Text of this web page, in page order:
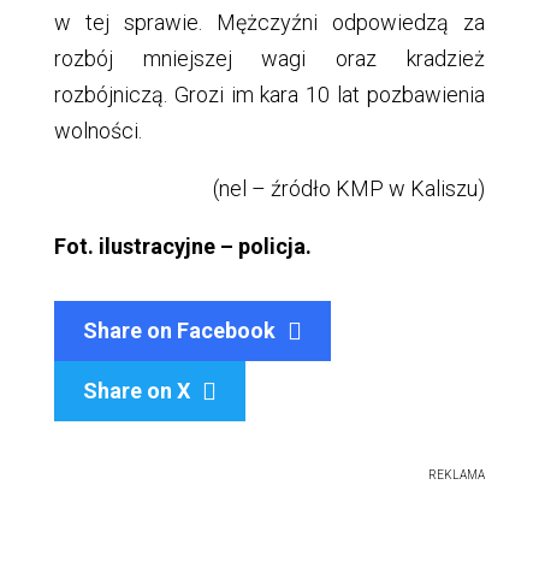
w tej sprawie. Mężczyźni odpowiedzą za
rozbój mniejszej wagi oraz kradzież
rozbójniczą. Grozi im kara 10 lat pozbawienia
wolności.
(nel – źródło KMP w Kaliszu)
Fot. ilustracyjne – policja.
Share on Facebook
Share on X 
REKLAMA